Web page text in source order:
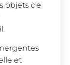
objets de
et